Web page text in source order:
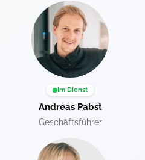
Im Dienst
Andreas Pabst
Geschäftsführer